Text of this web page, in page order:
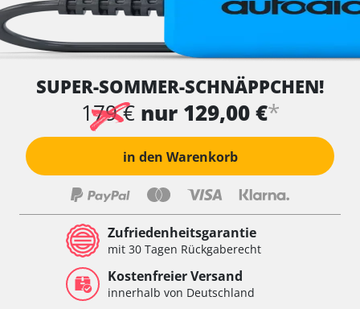
SUPER-SOMMER-SCHNÄPPCHEN!
179 € nur 129,00 €*
in den Warenkorb
Zufriedenheitsgarantie
mit 30 Tagen Rückgaberecht
Kostenfreier Versand
innerhalb von Deutschland